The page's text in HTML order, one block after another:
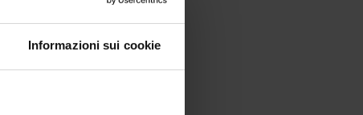
Informazioni sui cookie